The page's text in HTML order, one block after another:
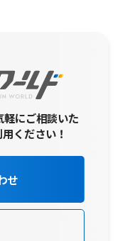
にご相談いた
ください！
せ